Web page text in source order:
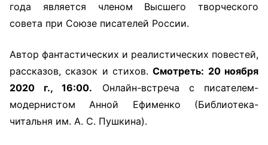
года является членом Высшего творческого
совета при Союзе писателей России.
Автор фантастических и реалистических повестей,
рассказов, сказок и стихов.Смотреть: 20 ноября
2020 г., 16:00. Онлайн-встреча с писателем-
модернистом Анной Ефименко (Библиотека-
читальня им. А. С. Пушкина).